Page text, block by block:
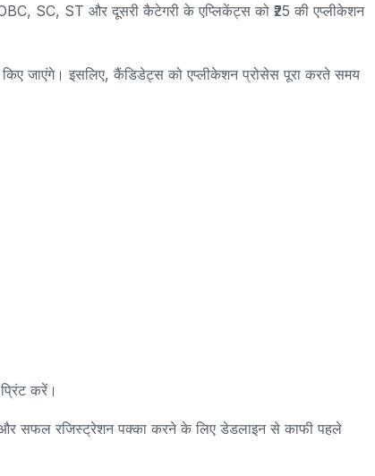
SC, ST और दूसरी कैटेगरी के एप्लिकेंट्स को ₹25 की एप्लीकेशन
जाएंगे। इसलिए, कैंडिडेट्स को एप्लीकेशन प्रोसेस पूरा करते समय
करें।
सफल रजिस्ट्रेशन पक्का करने के लिए डेडलाइन से काफी पहले